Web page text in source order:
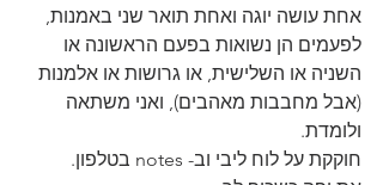
אחת עושה יוגה ואחת תואר שני באמנות,
לפעמים הן נשואות בפעם הראשונה או
השניה או השלישית, או גרושות או אלמנות
(אבל מחבבות מאהבים), ואני משתאה
ולומדת.
חוקקת על לוח ליבי וב- notes בטלפון.